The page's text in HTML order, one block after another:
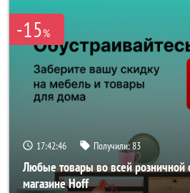
-15%
17:42:44 Получили:83
Любые товары во всей розничной
магазине Hoff